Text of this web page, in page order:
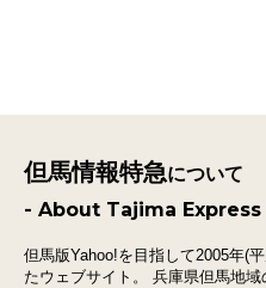
但馬情報特急について
- About Tajima Express
但馬版Yahoo!を目指して2005年(
たウェブサイト。
兵庫県但馬地域